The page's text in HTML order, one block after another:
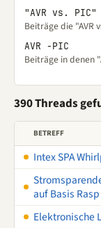
"AVR vs. PIC"
Beiträge die "AVR
AVR -PIC
Beiträge in denen
390 Threads
BETREFF
Intex SPA
auf Basis
Elektronische